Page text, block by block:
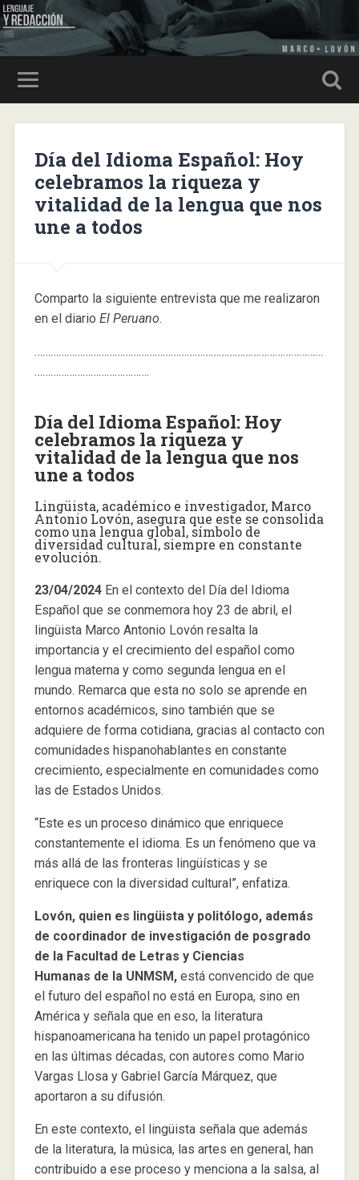
Día del Idioma Español: Hoy
celebramos la riqueza y
vitalidad de la lengua que nos
une a todos
Comparto la siguiente entrevista que me realizaron
en el diario El Peruano.
………………………………………………………………………………………………
…………………………………….
Día del Idioma Español: Hoy
celebramos la riqueza y
vitalidad de la lengua que nos
une a todos
Lingüista, académico e investigador, Marco
Antonio Lovón, asegura que este se consolida
como una lengua global, símbolo de
diversidad cultural, siempre en constante
evolución.
23/04/2024En el contexto del Día del Idioma
Español que se conmemora hoy 23 de abril, el
lingüista Marco Antonio Lovón resalta la
importancia y el crecimiento del español como
lengua materna y como segunda lengua en el
mundo. Remarca que esta no solo se aprende en
entornos académicos, sino también que se
adquiere de forma cotidiana, gracias al contacto con
comunidades hispanohablantes en constante
crecimiento, especialmente en comunidades como
las de Estados Unidos.
“Este es un proceso dinámico que enriquece
constantemente el idioma. Es un fenómeno que va
más allá de las fronteras lingüísticas y se
enriquece con la diversidad cultural”, enfatiza.
Lovón, quien es lingüista y politólogo, además
de coordinador de investigación de posgrado
de la Facultad de Letras y Ciencias
Humanas de la UNMSM,está convencido de que
el futuro del español no está en Europa, sino en
América y señala que en eso, la literatura
hispanoamericana ha tenido un papel protagónico
en las últimas décadas, con autores como Mario
Vargas Llosa y Gabriel García Márquez, que
aportaron a su difusión.
En este contexto, el lingüista señala que además
de la literatura, la música, las artes en general, han
contribuido a ese proceso y menciona a la salsa, al